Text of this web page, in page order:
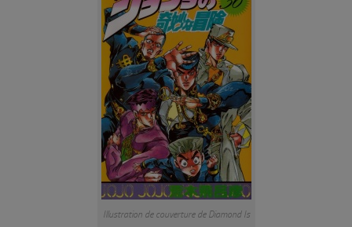
Illustration de couverture de Diamond Is